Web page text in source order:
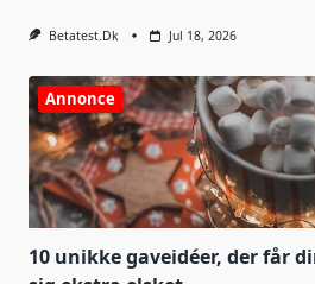
Betatest.dk Jul 18, 2026
Annonce
10 unikke gaveidéer, der får